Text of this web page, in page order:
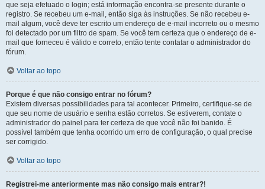
que seja efetuado o login; está informação encontra-se presente durante o
registro. Se recebeu um e-mail, então siga às instruções. Se não recebeu e-
mail algum, você deve ter escrito um endereço de e-mail incorreto ou o mesmo
foi detectado por um filtro de spam. Se você tem certeza que o endereço de e-
mail que forneceu é válido e correto, então tente contatar o administrador do
fórum.
Voltar ao topo
Porque é que não consigo entrar no fórum?
Existem diversas possibilidades para tal acontecer. Primeiro, certifique-se de
que seu nome de usuário e senha estão corretos. Se estiverem, contate o
administrador do painel para ter certeza de que você não foi banido. É
possível também que tenha ocorrido um erro de configuração, o qual precise
ser corrigido.
Voltar ao topo
Registrei-me anteriormente mas não consigo mais entrar?!